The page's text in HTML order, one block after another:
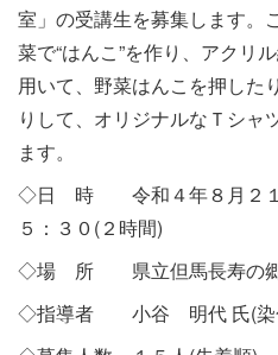
アクセス
室」の受講生を募集します。
菜で“はんこ”を作り、アクリ
用いて、野菜はんこを押した
りして、オリジナルなＴシャ
ます。
◇日 時 令和４年８月２
５：３０(２時間)
◇場 所 県立但馬長寿の
◇指導者 小谷 明代 氏(染